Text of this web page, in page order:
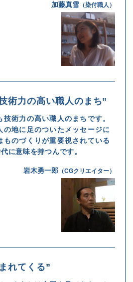
加藤真雪 （染付職人）
術力の高い職人のまち”
術力の高い職人のまちです。
の地に足のついたメッセージに
ものづくりが重要視されている
に意味を持つんです。
岩木勇一郎 （CGクリエイター）
れてくる”